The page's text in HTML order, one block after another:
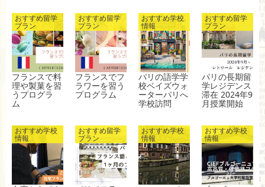
k
おすすめ留学
プラン
フランスで料
理や製菓を習
うプログラ
ム
おすすめ留学
プラン
フランスでフ
ラワーを習う
プログラム
おすすめ学校
情報
パリの語学学
校ベイズウォ
ーターパリへ
学校訪問
おすすめ留学
プラン
パリの長期留
学レジデンス
滞在 2024年9
月授業開始
おすすめ学校
情報
おすすめ留学
プラン
おすすめ学校
情報
おすすめ学校
情報